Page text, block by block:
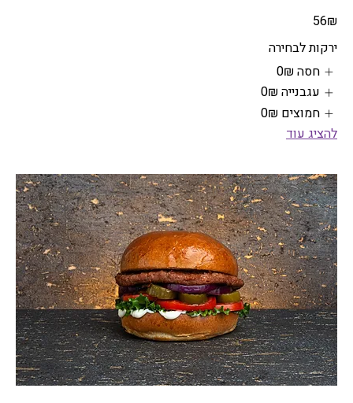
‏56 ‏₪
ירקות לבחירה
חסה ‏0 ‏₪
עגבנייה ‏0 ‏₪
חמוצים ‏0 ‏₪
להציג עוד